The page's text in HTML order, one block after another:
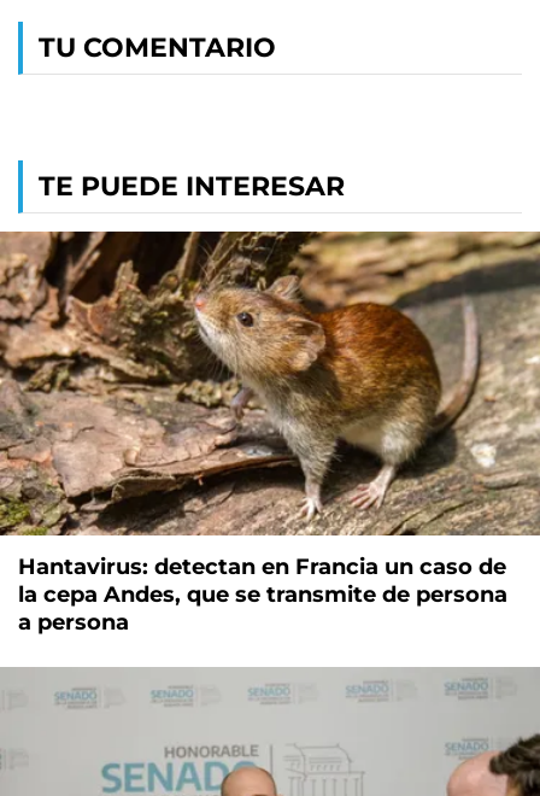
TU COMENTARIO
TE PUEDE INTERESAR
Hantavirus: detectan en Francia un caso de
la cepa Andes, que se transmite de persona
a persona